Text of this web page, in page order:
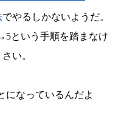
でやるしかないようだ。
という手順を踏まなけ
い。
になっているんだよ